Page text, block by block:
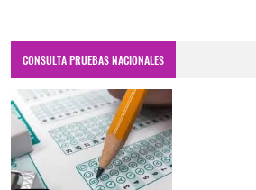
CONSULTA PRUEBAS NACIONALES